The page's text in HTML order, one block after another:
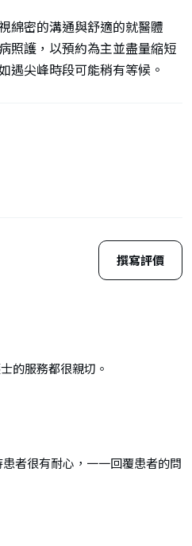
綿密的溝通與舒適的就醫體
照護，以預約為主並盡量縮短
遇尖峰時段可能稍有等候。
撰寫評價
的服務都很親切。
者很有耐心，一一回覆患者的問